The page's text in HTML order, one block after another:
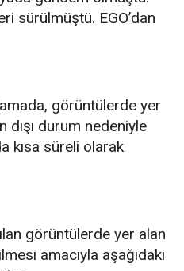
sürülmüştü. EGO’dan
görüntülerde yer
dışı durum nedeniyle
kısa süreli olarak
görüntülerde yer alan
amacıyla aşağıdaki